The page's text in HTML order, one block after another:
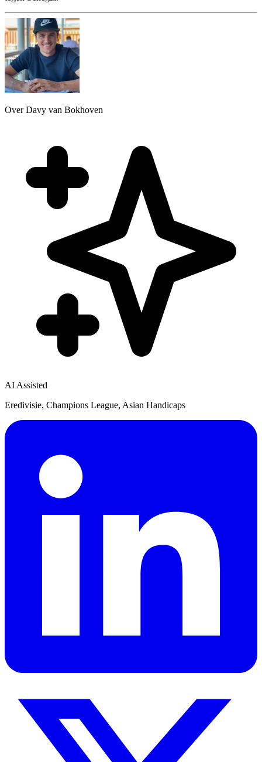
Over Davy van Bokhoven
AI Assisted
Eredivisie, Champions League, Asian Handicaps